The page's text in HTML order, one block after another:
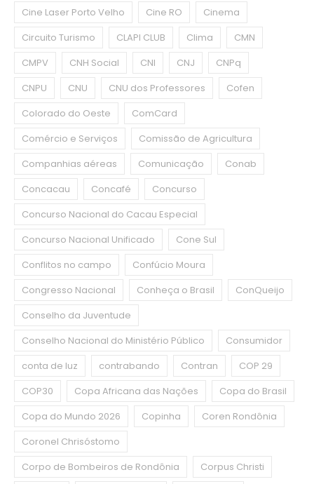
Cine Laser Porto Velho
Cine RO
Cinema
Circuito Turismo
CLAPI CLUB Clima
CMN
CMPV
CNH Social CNI CNJ
CNPq
CNPU
CNU CNU dos Professores
Cofen
Colorado do Oeste
ComCard
Comércio e Serviços
Comissão de Agricultura
Companhias aéreas
Comunicação
Conab
Concacau
Concafé
Concurso
Concurso Nacional do Cacau Especial
Concurso Nacional Unificado
Cone Sul
Conflitos no campo
Confúcio Moura
Congresso Nacional
Conheça o Brasil
ConQueijo
Conselho da Juventude
Conselho Nacional do Ministério Público
Consumidor
conta de luz
contrabando Contran
COP 29
COP30
Copa Africana das Nações
Copa do Brasil
Copa do Mundo 2026
Copinha
Coren Rondônia
Coronel Chrisóstomo
Corpo de Bombeiros de Rondônia
Corpus Christi